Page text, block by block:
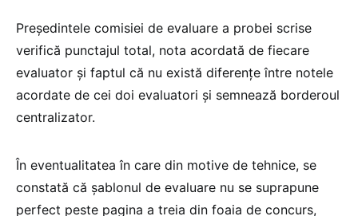
Președintele comisiei de evaluare a probei scrise
verifică punctajul total, nota acordată de fiecare
evaluator și faptul că nu există diferențe între notele
acordate de cei doi evaluatori și semnează borderoul
centralizator.
În eventualitatea în care din motive de tehnice, se
constată că șablonul de evaluare nu se suprapune
perfect peste pagina a treia din foaia de concurs,